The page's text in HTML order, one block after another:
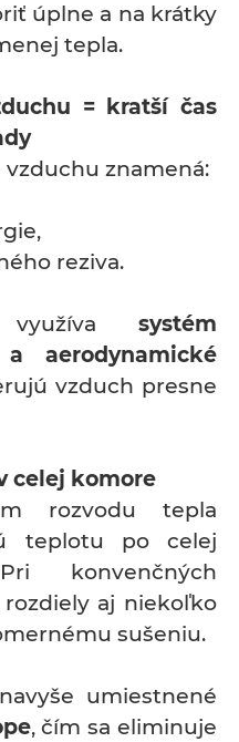
úplne a na krátky
tepla.
= kratší čas
znamená:
reziva.
využíva systém
aerodynamické
vzduch presne
celej komore
rozvodu tepla
teplotu po celej
konvenčných
aj niekoľko
sušeniu.
umiestnené
, čím sa eliminuje